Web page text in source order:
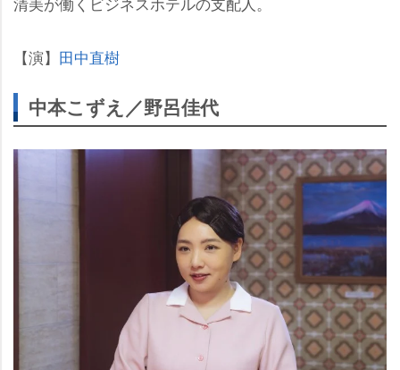
【演】 田中直樹
中本こずえ／野呂佳代